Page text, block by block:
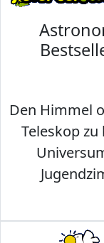
Den Himmel
Teleskop